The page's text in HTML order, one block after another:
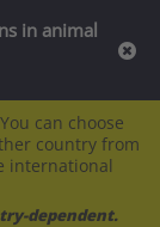
can choose
country from
international
dependent.
in animal